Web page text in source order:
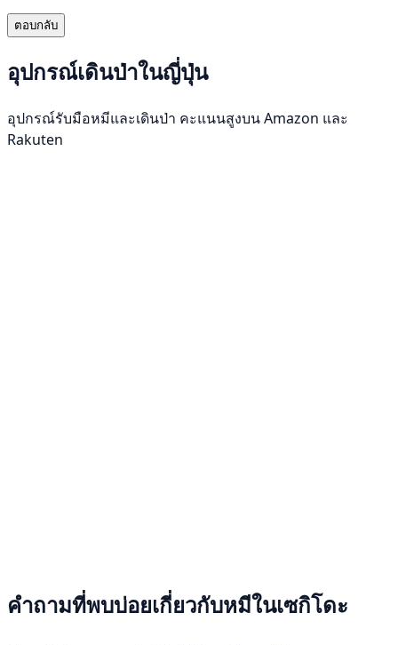
ตอบกลับ
อุปกรณ์เดินป่าในญี่ปุ่น
อุปกรณ์รับมือหมีและเดินป่า คะแนนสูงบน Amazon และ
Rakuten
คำถามที่พบบ่อยเกี่ยวกับหมีในเซกิโดะ